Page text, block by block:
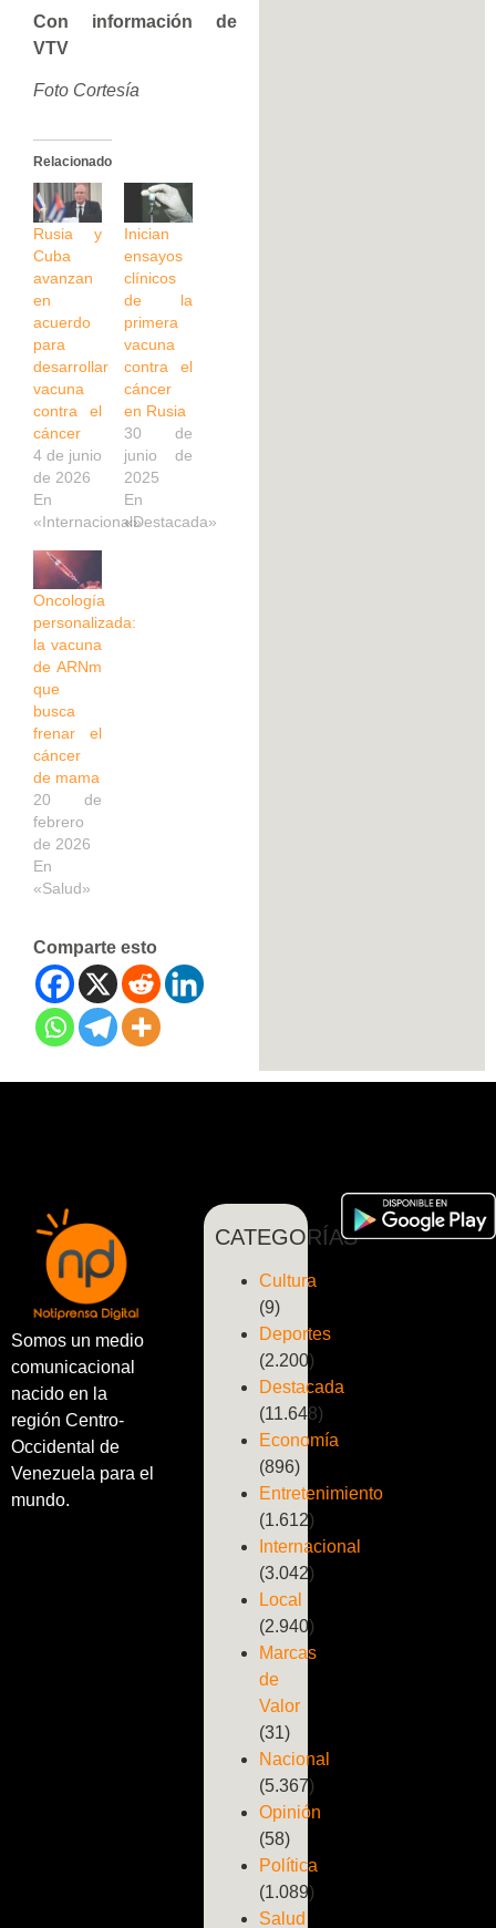
Con información de
VTV
Foto Cortesía
Relacionado
Rusia y
Cuba
avanzan
en
acuerdo
para
desarrollar
vacuna
contra el
cáncer
4 de junio
de 2026
En
«Internacional»
Inician
ensayos
clínicos
de la
primera
vacuna
contra el
cáncer
en Rusia
30 de
junio de
2025
En
«Destacada»
Oncología
personalizada:
la vacuna
de ARNm
que
busca
frenar el
cáncer
de mama
20 de
febrero
de 2026
En
«Salud»
Comparte esto
Somos un medio
comunicacional
nacido en la
región Centro-
Occidental de
Venezuela para el
mundo.
CATEGORÍAS
Cultura
(9)
Deportes
(2.200)
Destacada
(11.648)
Economía
(896)
Entretenimiento
(1.612)
Internacional
(3.042)
Local
(2.940)
Marcas
de
Valor
(31)
Nacional
(5.367)
Opinión
(58)
Política
(1.089)
Salud